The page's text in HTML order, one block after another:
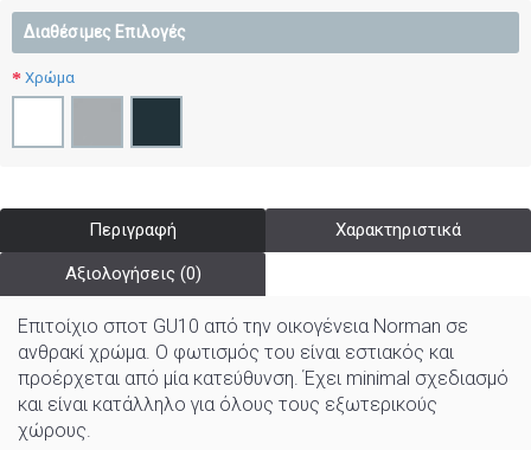
Διαθέσιμες Επιλογές
Χρώμα
Περιγραφή Χαρακτηριστικά
Αξιολογήσεις (0)
Επιτοίχιο σποτ GU10 από την οικογένεια Norman σε
ανθρακί χρώμα. Ο φωτισμός του είναι εστιακός και
προέρχεται από μία κατεύθυνση. Έχει minimal σχεδιασμό
και είναι κατάλληλο για όλους τους εξωτερικούς
χώρους.